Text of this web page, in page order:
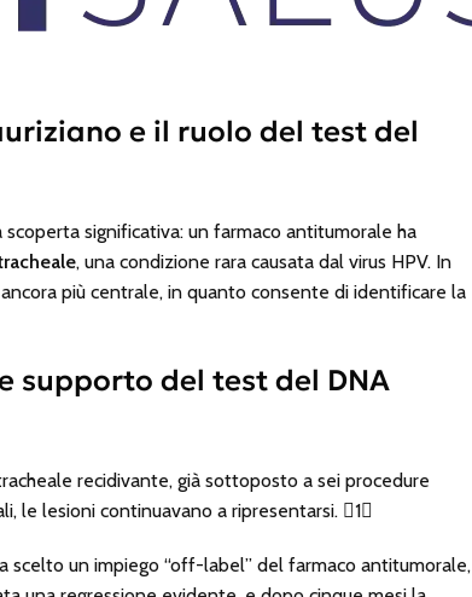
e il ruolo del test del
significativa: un farmaco antitumorale ha
, una condizione rara causata dal virus HPV. In
più centrale, in quanto consente di identificare la
supporto del test del DNA
recidivante, già sottoposto a sei procedure
le lesioni continuavano a ripresentarsi. 1
un impiego “off-label” del farmaco antitumorale,